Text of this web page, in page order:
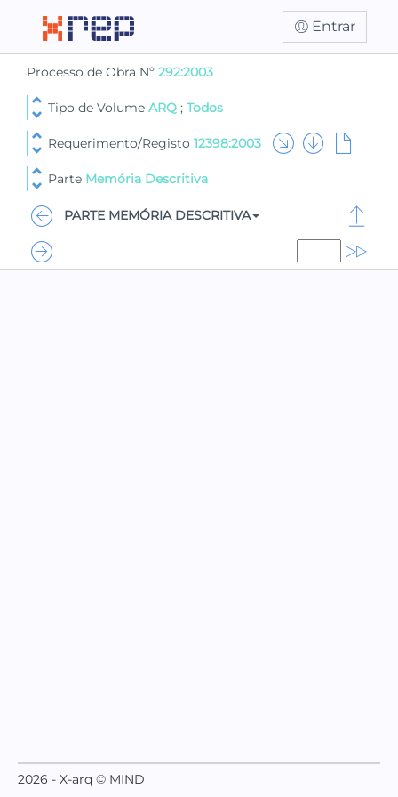
Entrar
Processo de Obra Nº 292:2003
Tipo de Volume ARQ ; Todos
Requerimento/Registo 12398:2003
Parte Memória Descritiva
PARTE MEMÓRIA DESCRITIVA
2026 - X-arq © MIND